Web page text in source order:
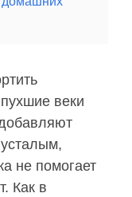
веки
не помогает
Как в